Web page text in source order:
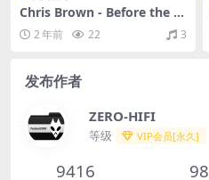
Chris Brown - Before the P
arty, Vol. 2（2017/FLAC/分
轨/926M）
2 年前 22 3
发布作者
ZERO-HIFI
等级 VIP会员[永久]
9416 98